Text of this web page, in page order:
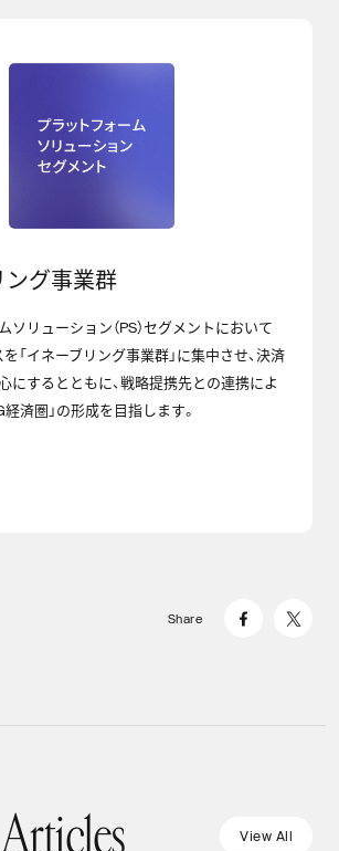
ング事業群
ソリューション（PS）セグメントにおいて
「イネーブリング事業群」に集中させ、決済
にするとともに、戦略提携先との連携によ
経済圏」の形成を目指します。
Share
Articles View All
Segment
達する新たなラウンド
#2】OpenClaw創設者が東京
ト「OpenClaw」コミュニティ